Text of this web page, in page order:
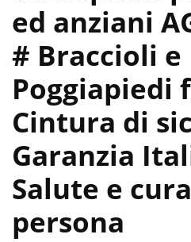
ed anziani
# Braccioli e
Poggiapiedi
Cintura di
Garanzia
Salute e
persona